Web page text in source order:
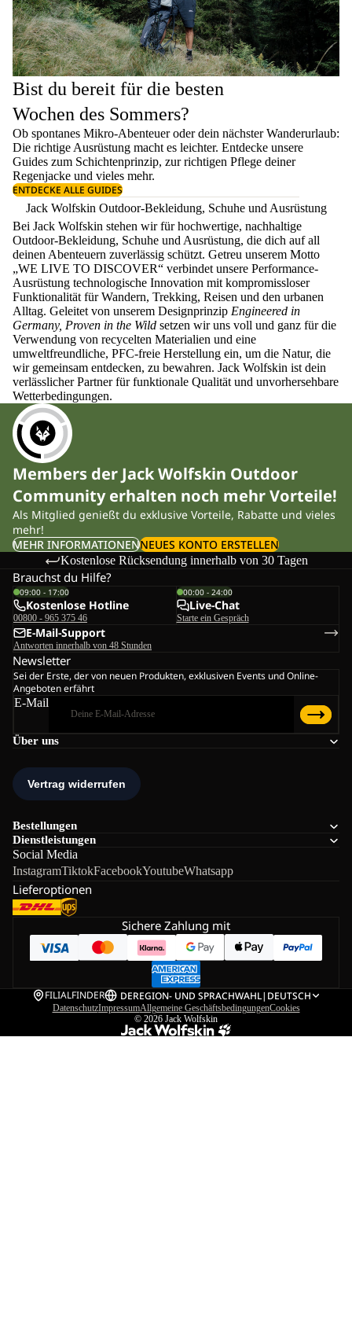
Bist du bereit für die besten
Wochen des Sommers?
Ob spontanes Mikro-Abenteuer oder dein nächster Wanderurlaub:
Die richtige Ausrüstung macht es leichter. Entdecke unsere
Guides zum Schichtenprinzip, zur richtigen Pflege deiner
Regenjacke und vieles mehr.
ENTDECKE ALLE GUIDES
Jack Wolfskin Outdoor-Bekleidung, Schuhe und Ausrüstung
Bei Jack Wolfskin stehen wir für hochwertige, nachhaltige
Outdoor-Bekleidung, Schuhe und Ausrüstung, die dich auf all
deinen Abenteuern zuverlässig schützt. Getreu unserem Motto
„WE LIVE TO DISCOVER“ verbindet unsere Performance-
Ausrüstung technologische Innovation mit kompromissloser
Funktionalität für Wandern, Trekking, Reisen und den urbanen
Alltag. Geleitet von unserem Designprinzip Engineered in
Germany, Proven in the Wild setzen wir uns voll und ganz für die
Verwendung von recycelten Materialien und eine
umweltfreundliche, PFC-freie Herstellung ein, um die Natur, die
wir gemeinsam entdecken, zu bewahren. Jack Wolfskin ist dein
verlässlicher Partner für funktionale Qualität und unvorhersehbare
Wetterbedingungen.
Members der Jack Wolfskin Outdoor
Community erhalten noch mehr Vorteile!
Als Mitglied genießt du exklusive Vorteile, Rabatte und vieles
mehr!
MEHR INFORMATIONENNEUES KONTO ERSTELLEN
Kostenlose Rücksendung innerhalb von 30 Tagen
Über uns
Bestellungen
Dienstleistungen
Social Media
InstagramTiktokFacebookYoutubeWhatsapp
Lieferoptionen
Brauchst du Hilfe?
09:00 - 17:00
Kostenlose Hotline
00800 - 965 375 46
00:00 - 24:00
Live-Chat
Starte ein Gespräch
E-Mail-Support
Antworten innerhalb von 48 Stunden
Newsletter
Sei der Erste, der von neuen Produkten, exklusiven Events und Online-
Angeboten erfährt
E-Mail
Sichere Zahlung mit
FILIALFINDER DEREGION- UND SPRACHWAHL| DEUTSCH
DatenschutzImpressumAllgemeine GeschäftsbedingungenCookies
© 2026 Jack Wolfskin